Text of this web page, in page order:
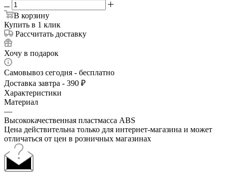
В корзину
Купить в 1 клик
Рассчитать доставку
Хочу в подарок
Самовывоз сегодня - бесплатно
Доставка завтра - 390 ₽
Характеристики
Материал
—
Высококачественная пластмасса ABS
Цена действительна только для интернет-магазина и может
отличаться от цен в розничных магазинах